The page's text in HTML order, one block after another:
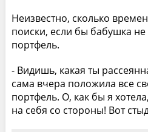
Неизвестно, сколько
поиски, если бы бабушка не
портфель.
- Видишь, какая ты
сама вчера положила все
портфель. О, как бы я
на себя со стороны! Вот